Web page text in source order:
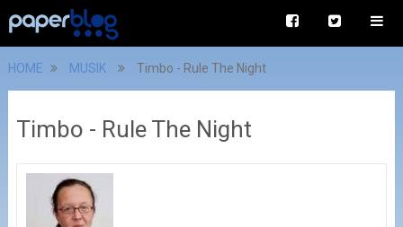
HOME MUSIK Timbo - Rule The Night
Timbo - Rule The Night